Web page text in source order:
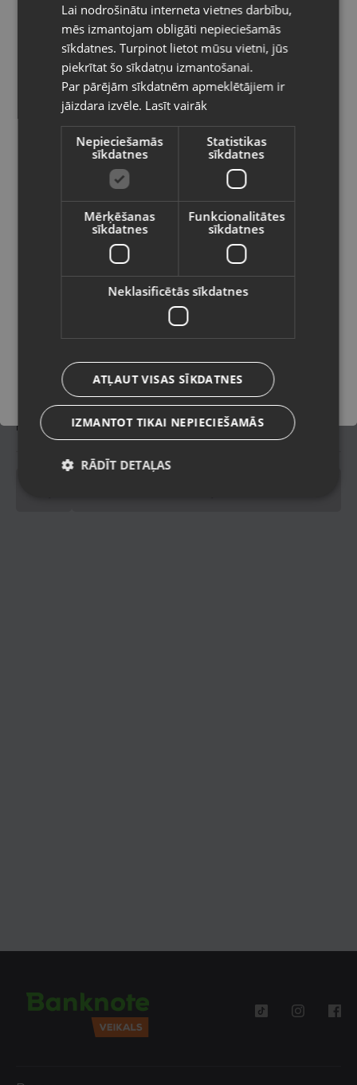
Kategorija: Dāvanu kastīte
Izmērs(cm): 4x4x3
1.50€
Preces informācija
198695
Līvāni, Rīgas iela 85
Telefona numurs: +371 29467569
Jauns (Garantija 24 mēneši)
Komplektācija .
Piegādes veidi
Pasūtījumi tiks piegādāti uz
izvēlēto valsti
Vietnes saturs būs attēlots izvēlētajā
valodā
Valsts
Latviešu / Latvian
Saglabāt
RUSSIAN
Lai nodrošinātu interneta vietnes darbību,
mēs izmantojam obligāti nepieciešamās
sīkdatnes. Turpinot lietot mūsu vietni, jūs
piekrītat šo sīkdatņu izmantošanai.
Par pārējām sīkdatnēm apmeklētājiem ir
jāizdara izvēle. Lasīt vairāk
Nepieciešamās
sīkdatnes
Statistikas
sīkdatnes
Mērķēšanas
sīkdatnes
Funkcionalitātes
sīkdatnes
Neklasificētās sīkdatnes
ATĻAUT VISAS SĪKDATNES
IZMANTOT TIKAI NEPIECIEŠAMĀS
RĀDĪT DETAĻAS